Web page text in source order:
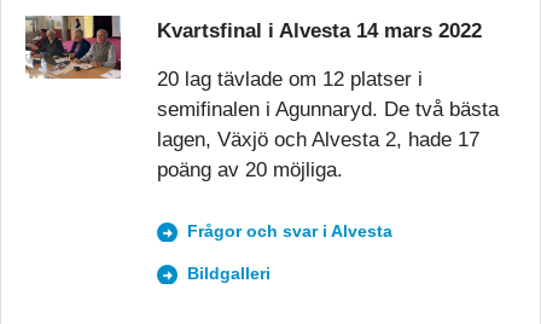
Kvartsfinal i Alvesta 14 mars 2022
20 lag tävlade om 12 platser i
semifinalen i Agunnaryd. De två bästa
lagen, Växjö och Alvesta 2, hade 17
poäng av 20 möjliga.
Frågor och svar i Alvesta
Bildgalleri